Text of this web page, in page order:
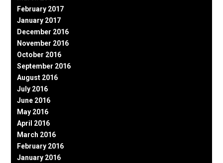
February 2017
January 2017
December 2016
November 2016
October 2016
September 2016
August 2016
July 2016
June 2016
May 2016
April 2016
March 2016
February 2016
January 2016